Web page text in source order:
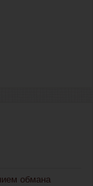
обмана